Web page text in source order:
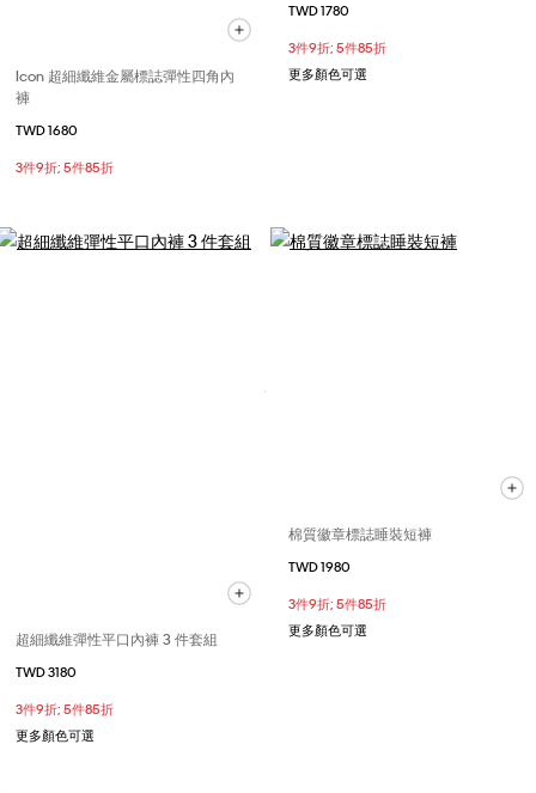
Icon 超細纖維金屬標誌彈性四角內
褲
TWD 1680
3件9折; 5件85折
TWD 1780
3件9折; 5件85折
更多顏色可選
超細纖維彈性平口內褲 3 件套組
TWD 3180
3件9折; 5件85折
更多顏色可選
棉質徽章標誌睡裝短褲
TWD 1980
3件9折; 5件85折
更多顏色可選